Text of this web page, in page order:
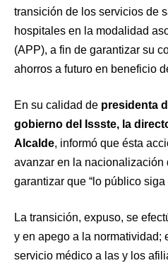
transición de los servicios de
hospitales en la modalidad
(APP), a fin de garantizar su
ahorros a futuro en beneficio
En su calidad de presidenta
gobierno del Issste, la
Alcalde, informó que ésta
avanzar en la nacionalización
garantizar que “lo público siga
La transición, expuso, se
y en apego a la normatividad;
servicio médico a las y los